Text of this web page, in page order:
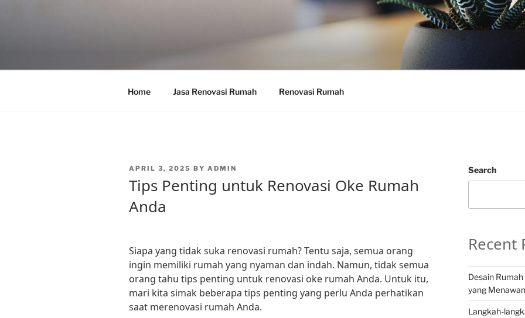
Home Jasa Renovasi Rumah Renovasi Rumah
POSTED
APRIL 3, 2025 BY ADMIN
Tips Penting untuk Renovasi Oke Rumah
Anda
Siapa yang tidak suka renovasi rumah? Tentu saja, semua orang
ingin memiliki rumah yang nyaman dan indah. Namun, tidak semua
orang tahu tips penting untuk renovasi oke rumah Anda. Untuk itu,
mari kita simak beberapa tips penting yang perlu Anda perhatikan
saat merenovasi rumah Anda.
Search
Recent
Desain
yang Menawan
Langkah-